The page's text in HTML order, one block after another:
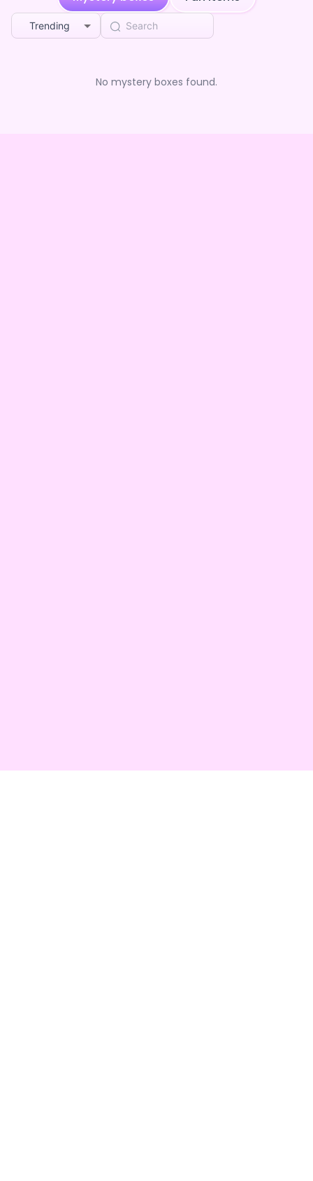
Trending
No mystery boxes found.